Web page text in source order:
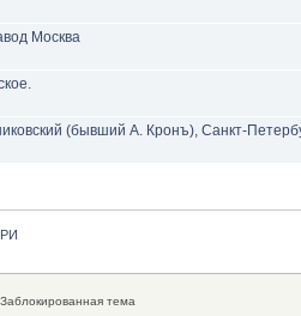
Москва
(бывший А. Кронъ), Санкт-
Заблокированная тема